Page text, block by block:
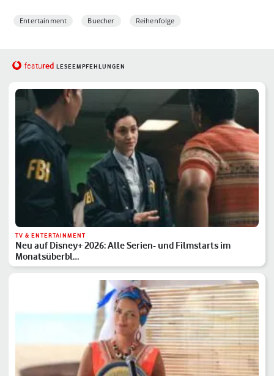
Entertainment Buecher Reihenfolge
featured LESEEMPFEHLUNGEN
TV & ENTERTAINMENT
Neu auf Disney+ 2026: Alle Serien- und Filmstarts im
Monatsüberbl…